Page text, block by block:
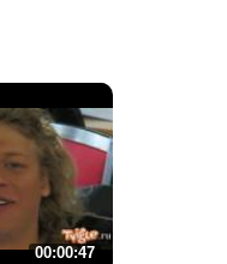
00:00:47